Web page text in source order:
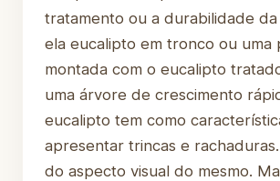
tratamento ou a durabilidade da
ela eucalipto em tronco ou uma
montada com o eucalipto
uma árvore de crescimento
eucalipto tem como
apresentar trincas e
do aspecto visual do mesmo.